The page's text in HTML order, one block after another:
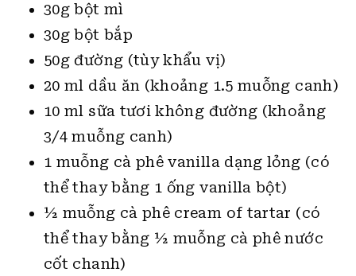
30g bột mì
30g bột bắp
50g đường (tùy khẩu vị)
20 ml dầu ăn (khoảng 1.5 muỗng canh)
10 ml sữa tươi không đường (khoảng
3/4 muỗng canh)
1 muỗng cà phê vanilla dạng lỏng (có
thể thay bằng 1 ống vanilla bột)
½ muỗng cà phê cream of tartar (có
thể thay bằng ½ muỗng cà phê nước
cốt chanh)